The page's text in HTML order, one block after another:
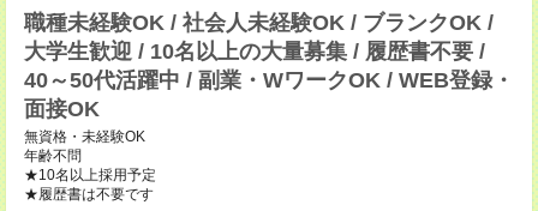
職種未経験OK / 社会人未経験OK / ブランクOK /
大学生歓迎 / 10名以上の大量募集 / 履歴書不要 /
40～50代活躍中 / 副業・WワークOK / WEB登録・
面接OK
無資格・未経験OK
年齢不問
★10名以上採用予定
★履歴書は不要です